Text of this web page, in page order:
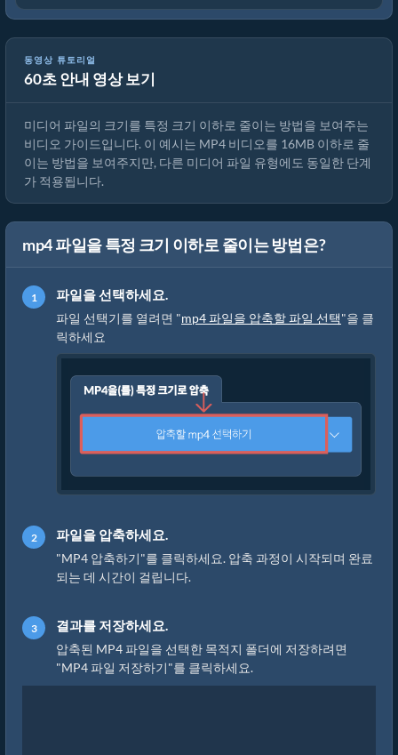
동영상 튜토리얼
60초 안내 영상 보기
MP4를 16MB로 줄이는 방법 (간단한 가이드)
미디어 파일의 크기를 특정 크기 이하로 줄이는 방법을 보여주는
비디오 가이드입니다. 이 예시는 MP4 비디오를 16MB 이하로 줄
이는 방법을 보여주지만, 다른 미디어 파일 유형에도 동일한 단계
가 적용됩니다.
mp4 파일을 특정 크기 이하로 줄이는 방법은?
파일을 선택하세요.
파일 선택기를 열려면 "mp4 파일을 압축할 파일 선택"을 클
릭하세요
파일을 압축하세요.
"MP4 압축하기"를 클릭하세요. 압축 과정이 시작되며 완료
되는 데 시간이 걸립니다.
결과를 저장하세요.
압축된 MP4 파일을 선택한 목적지 폴더에 저장하려면
"MP4 파일 저장하기"를 클릭하세요.